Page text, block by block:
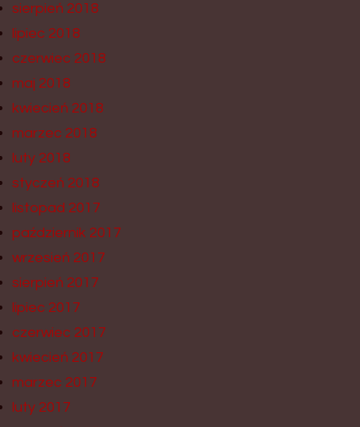
sierpień 2018
lipiec 2018
czerwiec 2018
maj 2018
kwiecień 2018
marzec 2018
luty 2018
styczeń 2018
listopad 2017
październik 2017
wrzesień 2017
sierpień 2017
lipiec 2017
czerwiec 2017
kwiecień 2017
marzec 2017
luty 2017